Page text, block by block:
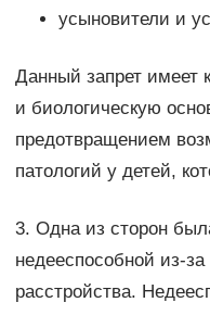
усыновители и
Данный запрет имеет
и биологическую
предотвращением
патологий у детей,
3. Одна из сторон
недееспособной из-
расстройства.